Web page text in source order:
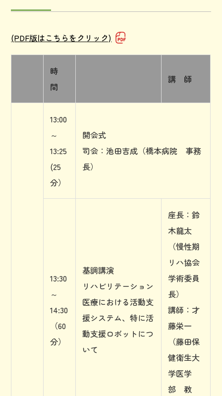
(PDF版はこちらをクリック)
時
間
講 師
13:00
～
13:25
(25
分）
開会式
司会：池田吉成（橋本病院 事務
長）
13:30
～
14:30
（60
分）
基調講演
リハビリテーション
医療における活動支
援システム、特に活
動支援ロボットにつ
いて
座長：鈴
木龍太
（慢性期
リハ協会
学術委員
長）
講師：才
藤栄一
（藤田保
健衛生大
学医学
部 教